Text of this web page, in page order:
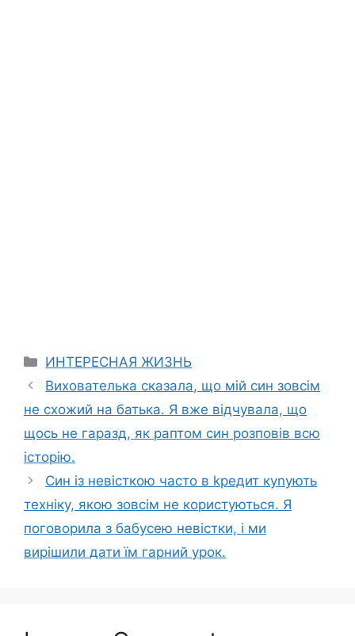
Categories
ИНТЕРЕСНАЯ ЖИЗНЬ
Вихователька сказала, що мій син зовсім
не схожий на батька. Я вже відчувала, що
щось не гаразд, як раптом син розповів всю
історію.
Син із невісткою часто в kредит куnують
техніку, якою зовсім не користуються. Я
поговорила з бабусею невістки, і ми
вирішили дати їм гарний урок.